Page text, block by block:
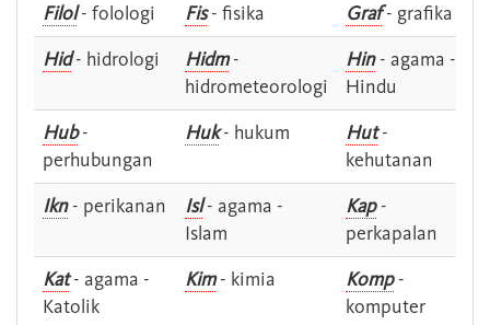
Filol- folologi Fis- fisika Graf- grafika
Hid- hidrologi Hidm-
hidrometeorologi
Hin- agama -
Hindu
Hub-
perhubungan
Huk- hukum Hut-
kehutanan
Ikn- perikanan Isl- agama -
Islam
Kap-
perkapalan
Kat- agama -
Katolik
Kim- kimia Komp-
komputer